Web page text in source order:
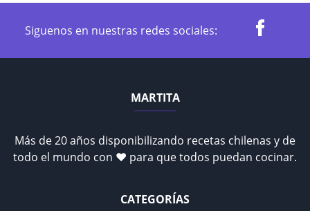
Siguenos en nuestras redes sociales:
MARTITA
Más de 20 años disponibilizando recetas chilenas y de
todo el mundo con ♥ para que todos puedan cocinar.
CATEGORÍAS